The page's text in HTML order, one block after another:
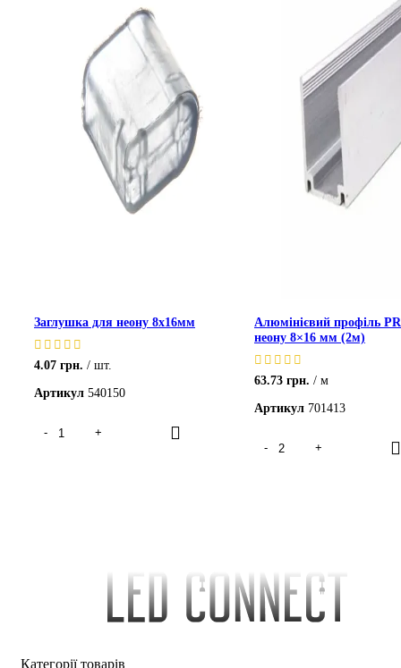
Заглушка для неону 8х16мм
4.07 грн.
шт.
Артикул 540150
Алюмінієвий профіль
неону 8×16 мм (2м)
63.73 грн.
м
Артикул 701413
Категорії товарів